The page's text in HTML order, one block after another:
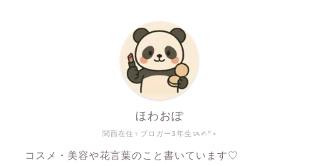
関西在住♀ブロガー3年生ᝰ✍︎꙳⋆
ほわおぽ
コスメ・美容や花言葉のこと書いています♡